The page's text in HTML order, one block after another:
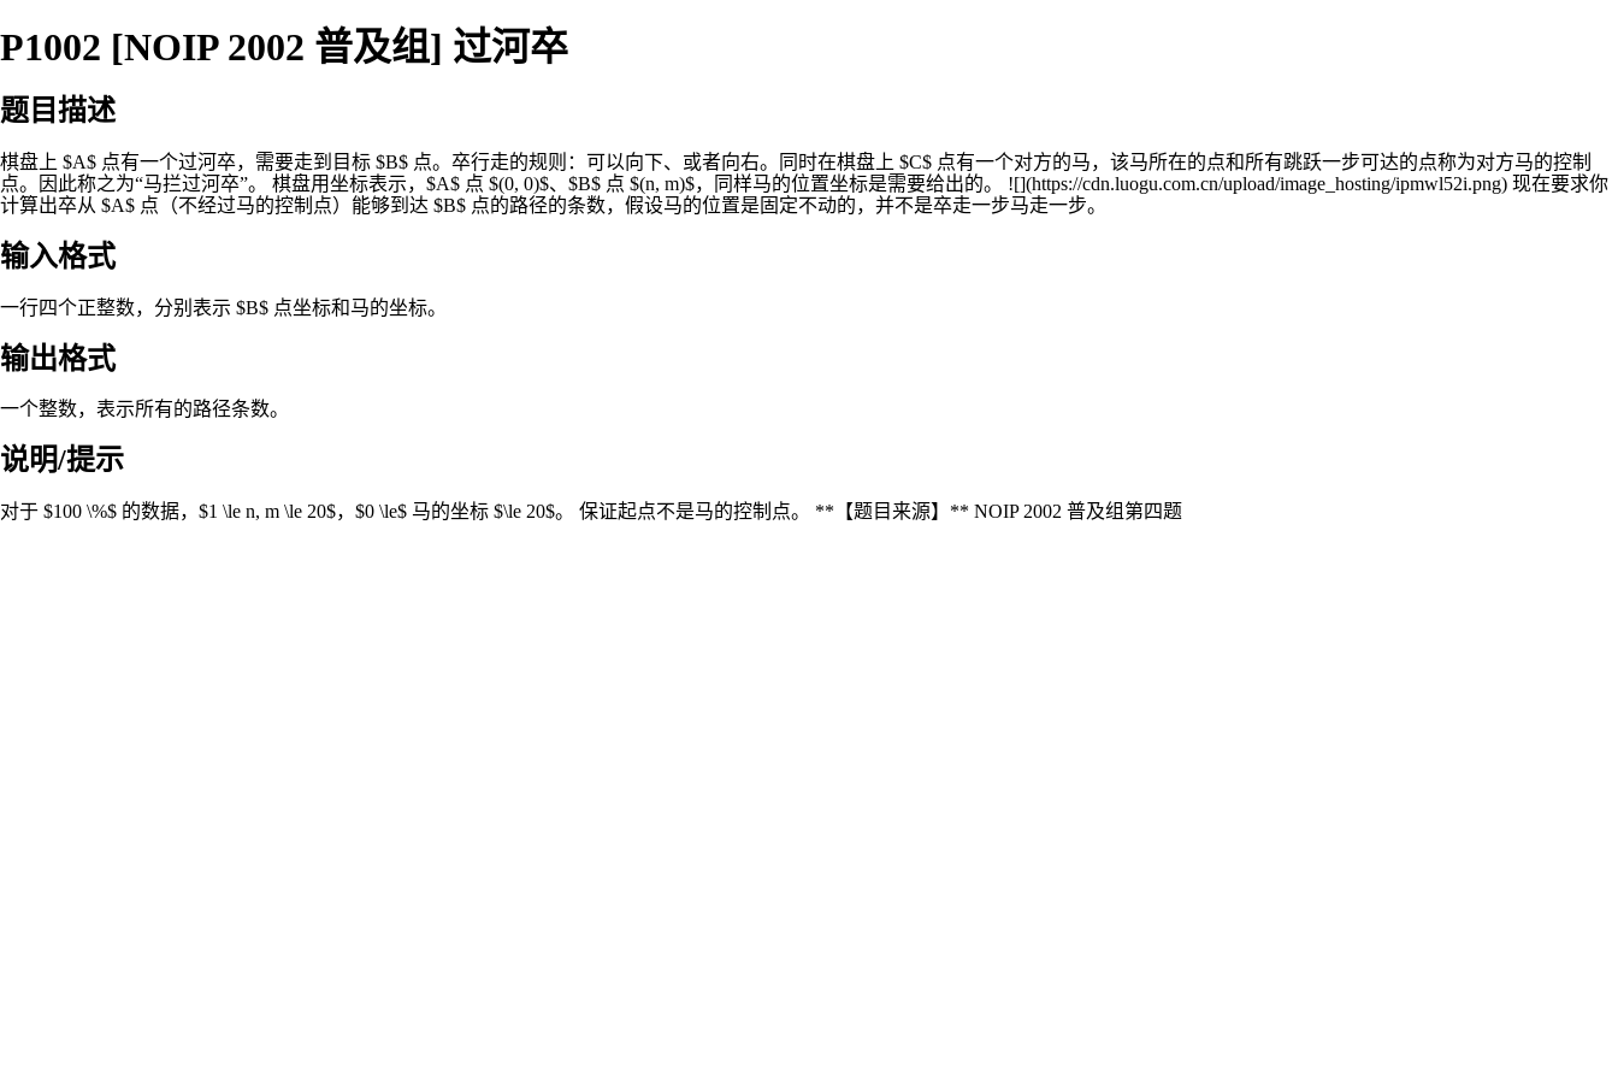
P1002 [NOIP 2002 普及组] 过河卒
题目描述
棋盘上 $A$ 点有一个过河卒，需要走到目标 $B$ 点。卒行走的规则：可以向下、或者向右。同时在棋盘上 $C$ 点有一个对方的马，该马所在的点和所有跳跃一步可达的点称为对方马的控制
点。因此称之为“马拦过河卒”。 棋盘用坐标表示，$A$ 点 $(0, 0)$、$B$ 点 $(n, m)$，同样马的位置坐标是需要给出的。 ![](https://cdn.luogu.com.cn/upload/image_hosting/ipmwl52i.png) 现在要求你
计算出卒从 $A$ 点（不经过马的控制点）能够到达 $B$ 点的路径的条数，假设马的位置是固定不动的，并不是卒走一步马走一步。
输入格式
一行四个正整数，分别表示 $B$ 点坐标和马的坐标。
输出格式
一个整数，表示所有的路径条数。
说明/提示
对于 $100 \%$ 的数据，$1 \le n, m \le 20$，$0 \le$ 马的坐标 $\le 20$。 保证起点不是马的控制点。 **【题目来源】** NOIP 2002 普及组第四题